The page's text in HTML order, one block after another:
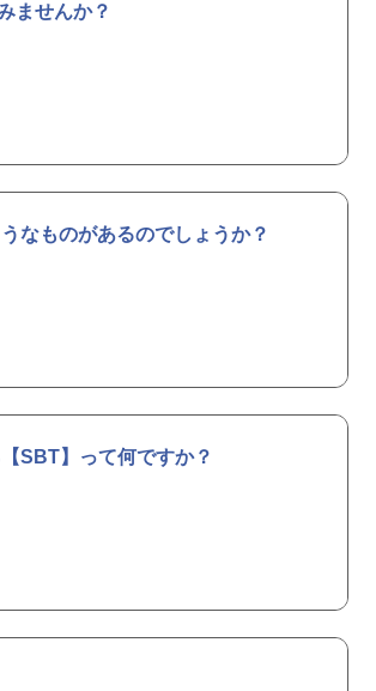
ませんか？
なものがあるのでしょうか？
SBT】って何ですか？